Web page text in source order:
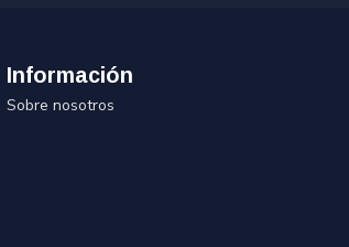
Información
Sobre nosotros